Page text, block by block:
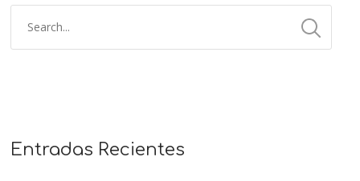
Entradas Recientes